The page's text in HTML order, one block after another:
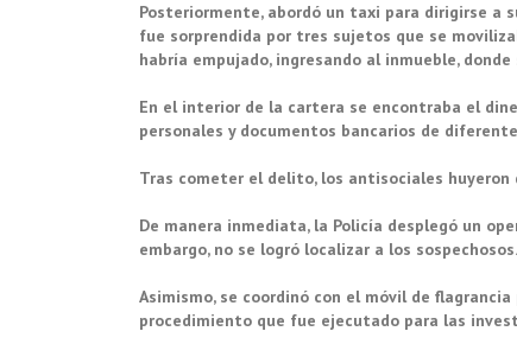
Posteriormente, abordó un taxi para dirigirse a
fue sorprendida por tres sujetos que se
habría empujado, ingresando al inmueble,
En el interior de la cartera se encontraba el
personales y documentos bancarios de
Tras cometer el delito, los antisociales huyeron
De manera inmediata, la Policía desplegó un
embargo, no se logró localizar a los sospechosos.
Asimismo, se coordinó con el móvil de
procedimiento que fue ejecutado para las